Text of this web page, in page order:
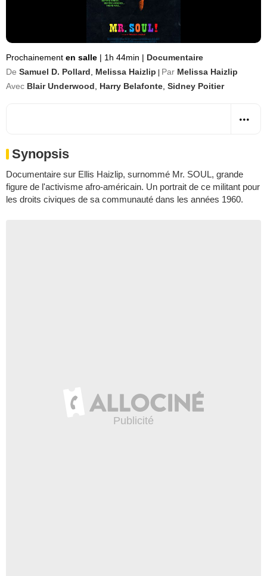
Prochainement en salle | 1h 44min | Documentaire
De Samuel D. Pollard Melissa Haizlip Par Melissa Haizlip
Avec Blair Underwood Harry Belafonte Sidney Poitier
Synopsis
Documentaire sur Ellis Haizlip, surnommé Mr. SOUL, grande
figure de l'activisme afro-américain. Un portrait de ce militant pour
les droits civiques de sa communauté dans les années 1960.